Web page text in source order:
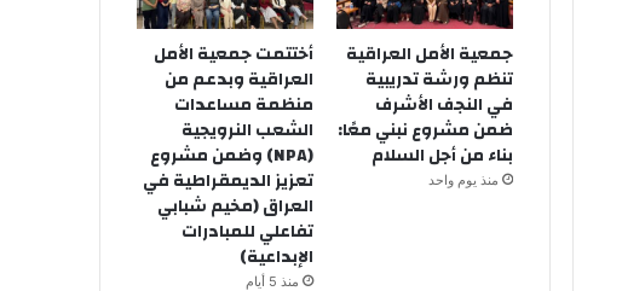
جمعية الأمل العراقية
تنظم ورشة تدريبية
في النجف الأشرف
ضمن مشروع نبني معًا:
بناء من أجل السلام
منذ يوم واحد
أختتمت جمعية الأمل
العراقية وبدعم من
منظمة مساعدات
الشعب النرويجية
(NPA) وضمن مشروع
تعزيز الديمقراطية في
العراق (مخيم شبابي
تفاعلي للمبادرات
الإبداعية)
منذ 5 أيام